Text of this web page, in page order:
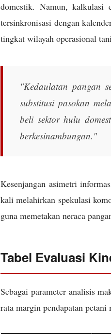
domestik. Namun, kalkulasi
tersinkronisasi dengan
tingkat wilayah operasional
"Kedaulatan pangan
substitusi pasokan
beli sektor hulu
berkesinambungan."
Kesenjangan asimetri
kali melahirkan spekulasi
guna memetakan neraca
Tabel Evaluasi
Sebagai parameter analisis
rata margin pendapatan